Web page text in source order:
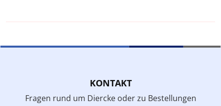
KONTAKT
Fragen rund um Diercke oder zu Bestellungen